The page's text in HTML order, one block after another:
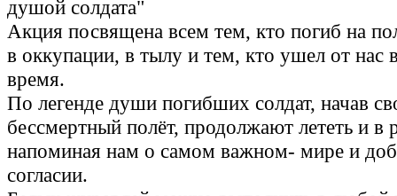
душой солдата"
Акция посвящена всем тем, кто погиб на
в оккупации, в тылу и тем, кто ушел от нас
время.
По легенде души погибших солдат, начав
бессмертный полёт, продолжают лететь и в
напоминая нам о самом важном- мире и
согласии.